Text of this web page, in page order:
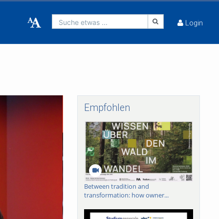
Suche etwas ... Login
Empfohlen
Between tradition and
transformation: how owner...